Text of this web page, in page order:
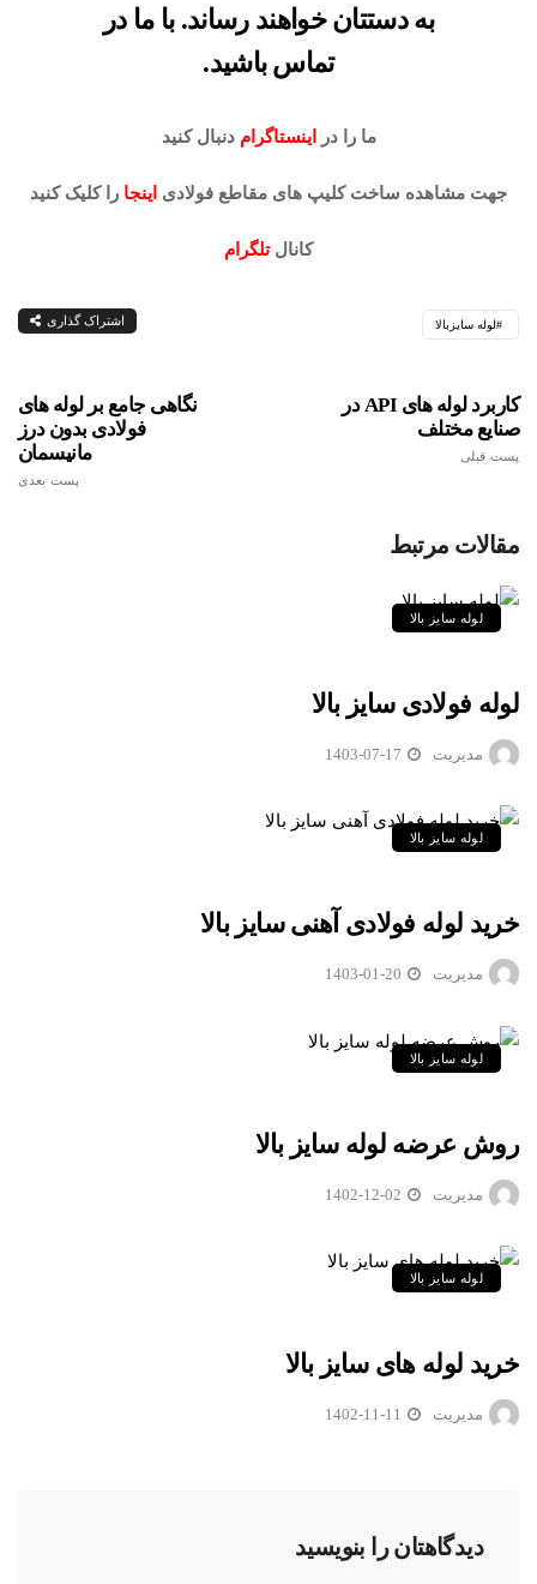
به دستتان خواهند رساند. با ما در
تماس باشید.
ما را در اینستاگرام دنبال کنید
جهت مشاهده ساخت کلیپ های مقاطع فولادی اینجا را کلیک کنید
کانالتلگرام
لوله سایزبالا اشتراک گذاری
نگاهی جامع بر لوله های
فولادی بدون درز
مانیسمان
پست بعدی
کاربرد لوله های API در
صنایع مختلف
پست قبلی
مقالات مرتبط
لوله سایز بالا
لوله فولادی سایز بالا
مدیریت 1403-07-17
لوله سایز بالا
خرید لوله فولادی آهنی سایز بالا
مدیریت 1403-01-20
لوله سایز بالا
روش عرضه لوله سایز بالا
مدیریت 1402-12-02
لوله سایز بالا
خرید لوله های سایز بالا
مدیریت 1402-11-11
دیدگاهتان را بنویسید